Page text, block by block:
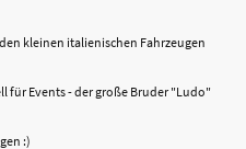
kleinen italienischen Fahrzeugen
für Events - der große Bruder "Ludo"
:)